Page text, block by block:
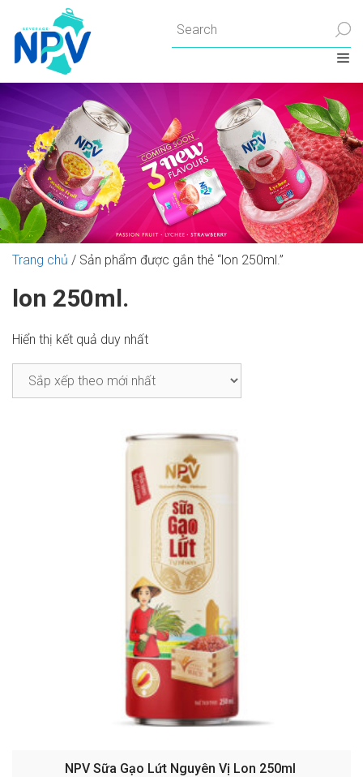
đến
Trang chủ / Sản phẩm được gắn thẻ “lon 250ml.”
lon 250ml.
Hiển thị kết quả duy nhất
NPV Sữa Gạo Lứt Nguyên Vị Lon 250ml